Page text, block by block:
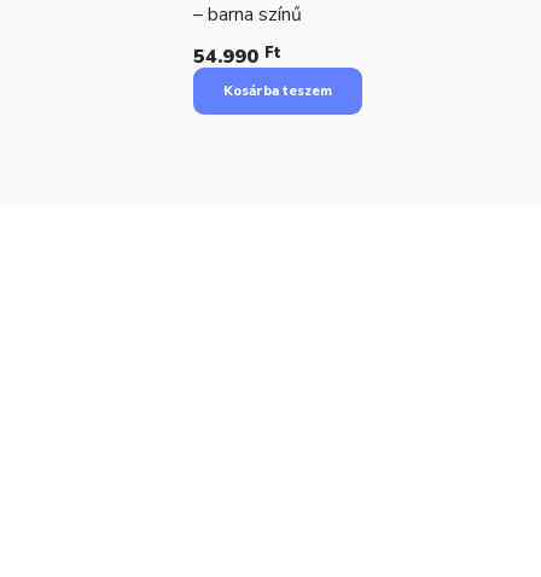
– barna színű
54.990 Ft
Kosárba teszem